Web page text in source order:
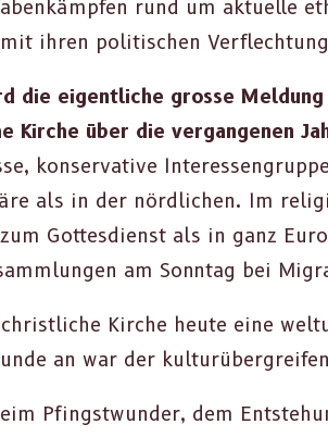
rund um aktuelle
ihren poli­tis­chen
die eigentliche grosse
Kirche über die ver­gan­genen
kon­ser­v­a­tive
als in der nördlichen. Im
Gottes­di­enst als in ganz
am Son­ntag bei
Kirche heute eine
an war der
Pfin­gst­wun­der, dem